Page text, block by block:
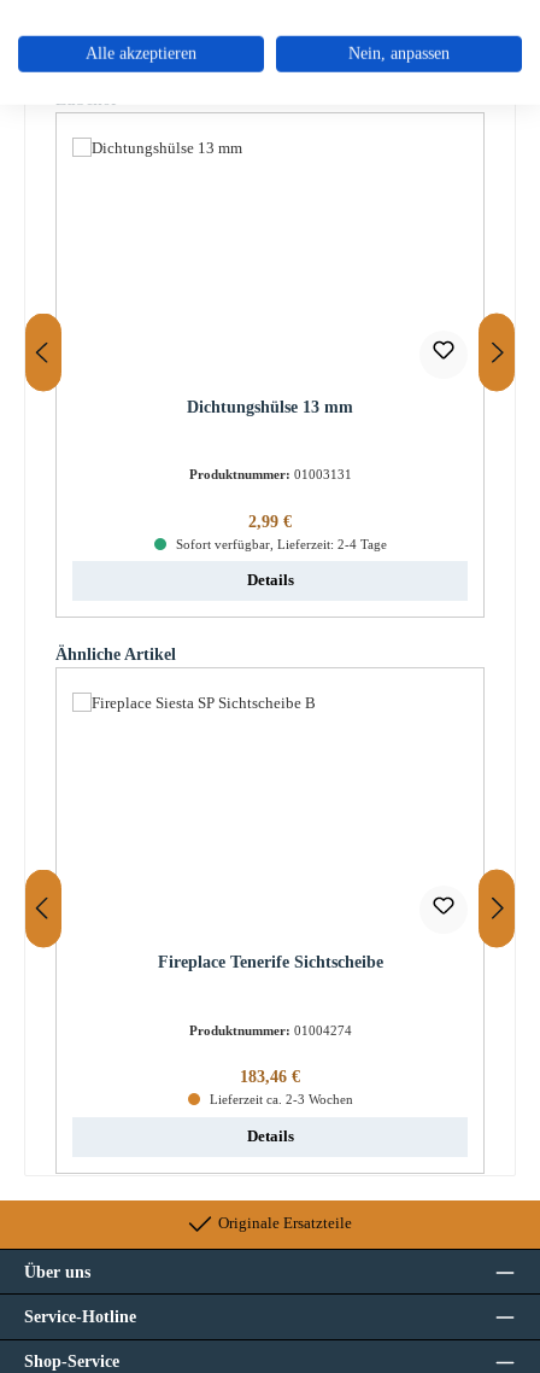
Dichtungshülse 13 mm
Produktnummer: 01003131
Regulärer Preis:
2,99 €
Sofort verfügbar, Lieferzeit: 2-4 Tage
Details
Produktgalerie überspringen
Ähnliche Artikel
Fireplace Tenerife Sichtscheibe
Produktnummer: 01004274
Regulärer Preis:
183,46 €
Lieferzeit ca. 2-3 Wochen
Details
Originale Ersatzteile
Über uns
Service-Hotline
Shop-Service
Alle akzeptieren Nein, anpassen